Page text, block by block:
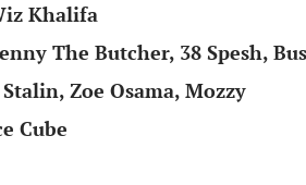
Khalifa
The Butcher, 38 Spesh,
Stalin, Zoe Osama, Mozzy
Cube